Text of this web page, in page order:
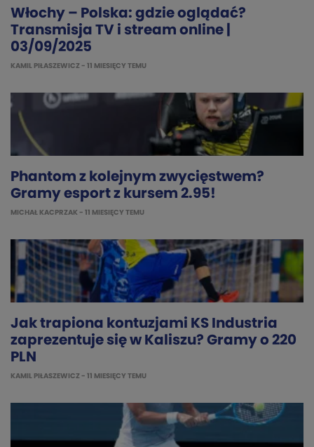
Włochy – Polska: gdzie oglądać?
Transmisja TV i stream online |
03/09/2025
KAMIL PIŁASZEWICZ - 11 MIESIĘCY TEMU
Phantom z kolejnym zwycięstwem?
Gramy esport z kursem 2.95!
MICHAŁ KACPRZAK - 11 MIESIĘCY TEMU
Jak trapiona kontuzjami KS Industria
zaprezentuje się w Kaliszu? Gramy o 220
PLN
KAMIL PIŁASZEWICZ - 11 MIESIĘCY TEMU